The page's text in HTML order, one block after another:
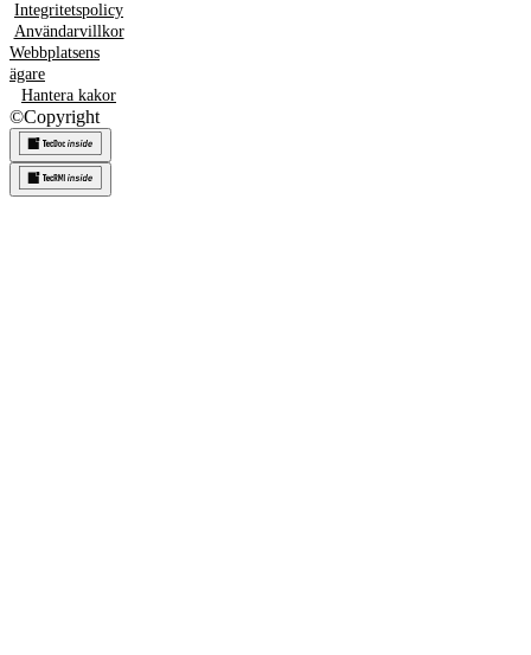
Integritetspolicy
Användarvillkor
Webbplatsens
ägare
Hantera kakor
©Copyright